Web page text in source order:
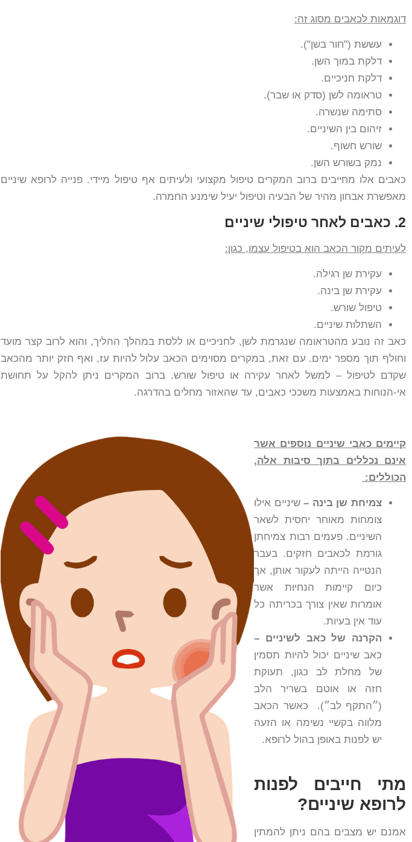
דוגמאות לכאבים מסוג זה:
עששת ("חור בשן").
דלקת במוך השן.
דלקת חניכיים.
טראומה לשן (סדק או שבר).
סתימה שנשרה.
זיהום בין השיניים.
שורש חשוף.
נמק בשורש השן.
כאבים אלו מחייבים ברוב המקרים טיפול מקצועי ולעיתים אף טיפול מיידי. פנייה לרופא שיניים
מאפשרת אבחון מהיר של הבעיה וטיפול יעיל שימנע החמרה.
2. כאבים לאחר טיפולי שיניים
לעיתים מקור הכאב הוא בטיפול עצמו, כגון:
עקירת שן רגילה.
עקירת שן בינה.
טיפול שורש.
השתלות שיניים.
כאב זה נובע מהטראומה שנגרמת לשן, לחניכיים או ללסת במהלך ההליך, והוא לרוב קצר מועד
וחולף תוך מספר ימים. עם זאת, במקרים מסוימים הכאב עלול להיות עז, ואף חזק יותר מהכאב
שקדם לטיפול – למשל לאחר עקירה או טיפול שורש. ברוב המקרים ניתן להקל על תחושת
אי-הנוחות באמצעות משככי כאבים, עד שהאזור מחלים בהדרגה.
קיימים כאבי שיניים נוספים אשר
אינם נכללים בתוך סיבות אלה,
הכוללים:
צמיחת שן בינה –שיניים אילו
צומחות מאוחר יחסית לשאר
השיניים. פעמים רבות צמיחתן
גורמת לכאבים חזקים. בעבר
הנטייה הייתה לעקור אותן, אך
כיום קיימות הנחיות אשר
אומרות שאין צורך בכריתה כל
עוד אין בעיות.
הקרנה של כאב לשיניים –
כאב שיניים יכול להיות תסמין
של מחלת לב כגון, תעוקת
חזה או אוטם בשריר הלב
(״התקף לב״). כאשר הכאב
מלווה בקשיי נשימה או הזעה
יש לפנות באופן בהול לרופא.
מתי חייבים לפנות
לרופא שיניים?
אמנם יש מצבים בהם ניתן להמתין